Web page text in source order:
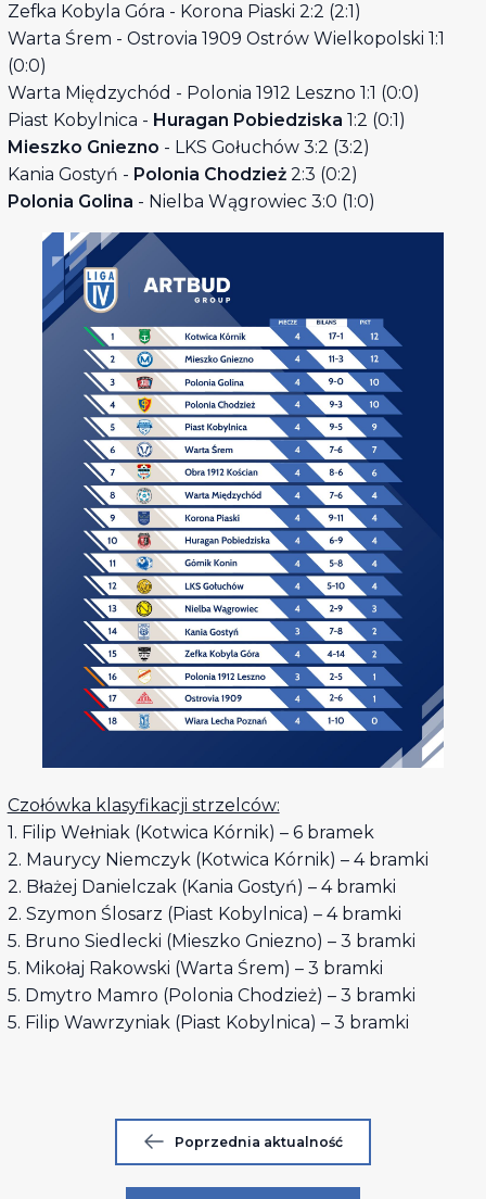
Zefka Kobyla Góra - Korona Piaski 2:2 (2:1)
Warta Śrem - Ostrovia 1909 Ostrów Wielkopolski 1:1
(0:0)
Warta Międzychód - Polonia 1912 Leszno 1:1 (0:0)
Piast Kobylnica - Huragan Pobiedziska 1:2 (0:1)
Mieszko Gniezno - LKS Gołuchów 3:2 (3:2)
Kania Gostyń - Polonia Chodzież2:3 (0:2)
Polonia Golina - Nielba Wągrowiec 3:0 (1:0)
Czołówka klasyfikacji strzelców:
1. Filip Wełniak (Kotwica Kórnik) – 6 bramek
2. Maurycy Niemczyk (Kotwica Kórnik) – 4 bramki
2. Błażej Danielczak (Kania Gostyń) – 4 bramki
2. Szymon Ślosarz (Piast Kobylnica) – 4 bramki
5. Bruno Siedlecki (Mieszko Gniezno) – 3 bramki
5. Mikołaj Rakowski (Warta Śrem) – 3 bramki
5. Dmytro Mamro (Polonia Chodzież) – 3 bramki
5. Filip Wawrzyniak (Piast Kobylnica) – 3 bramki
Poprzednia aktualność